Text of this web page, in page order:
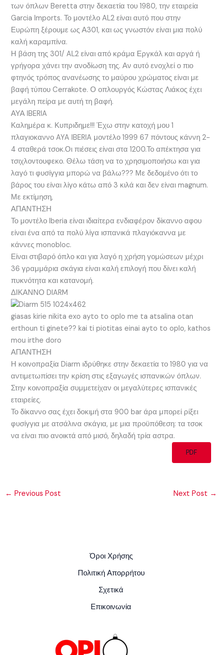
των όπλων Beretta στην δεκαετία του 1980, την εταιρεία
Garcia Imports. Το μοντέλο AL2 είναι αυτό που στην
Ευρώπη ξέρουμε ως Α301, και ως γνωστόν είναι μια πολύ
καλή καραμπίνα.
Η βάση της 301/ AL2 είναι από κράμα Εργκάλ και αργά ή
γρήγορα χάνει την ανοδίωση της. Αν αυτό ενοχλεί ο πιο
φτηνός τρόπος ανανέωσης το μαύρου χρώματος είναι με
βαφή τύπου Cerrakote. Ο οπλουργός Κώστας Λιάκος έχει
μεγάλη πείρα με αυτή τη βαφή.
ΑΥΑ IBERIA
Καλημέρα κ. Κυπριδημε!!! Έχω στην κατοχή μου 1
πλαγιοκαννο AYA IBERIA μοντέλο 1999 67 πόντους κάννη 2-
4 σταθερά τσοκ.Οι πιέσεις είναι στα 1200.Το απέκτησα για
τσιχλοντουφεκο. Θέλω τάση να το χρησιμοποιήσω και για
λαγό τι φυσίγγια μπορώ να βάλω??? Με δεδομένο ότι το
βάρος του είναι λίγο κάτω από 3 κιλά και δεν είναι magnum.
Με εκτίμηση,
ΑΠΑΝΤΗΣΗ
Το μοντέλο Iberia είναι ιδιαίτερα ενδιαφέρον δίκαννο αφου
είναι ένα από τα πολύ λίγα ισπανικά πλαγιόκαννα με
κάννες monobloc.
Είναι στιβαρό όπλο και για λαγό η χρήση γομώσεων μέχρι
36 γραμμάρια σκάγια είναι καλή επιλογή που δίνει καλή
πυκνότητα και κατανομή.
ΔΙΚΑΝΝΟ DIARM
giasas kirie nikita exo ayto to oplo me ta atsalina otan
erthoun ti ginete?? kai ti piotitas einai ayto to oplo, kathos
mou irthe doro
ΑΠΑΝΤΗΣΗ
Η κοινοπραξία Diarm ιδρύθηκε στην δεκαετία το 1980 για να
αντιμετωπίσει την κρίση στις εξαγωγές ισπανικών όπλων.
Στην κοινοπραξία συμμετείχαν οι μεγαλύτερες ισπανικές
εταιρείες.
Το δίκαννο σας έχει δοκιμή στα 900 bar άρα μπορεί ρίξει
φυσίγγια με ατσάλινα σκάγια, με μια προϋπόθεση: τα τσοκ
να είναι πιο ανοικτά από μισό, δηλαδή τρία αστρα.
PDF
← Previous Post Next Post →
Όροι Χρήσης
Πολιτική Απορρήτου
Σχετικά
Επικοινωνία